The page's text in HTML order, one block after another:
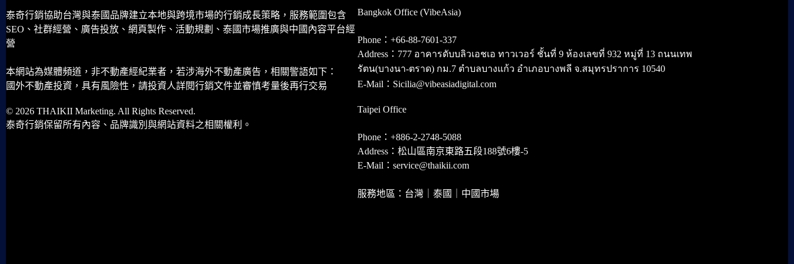
泰奇行銷協助台灣與泰國品牌建立本地與跨境市場的行銷成長策略，服務範圍包含
SEO、社群經營、廣告投放、網頁製作、活動規劃、泰國市場推廣與中國內容平台經
營
本網站為媒體頻道，非不動產經紀業者，若涉海外不動產廣告，相關警語如下：
國外不動產投資，具有風險性，請投資人詳閱行銷文件並審慎考量後再行交易
© 2026 THAIKII Marketing. All Rights Reserved.
泰奇行銷保留所有內容、品牌識別與網站資料之相關權利。
Bangkok Office (VibeAsia)
Phone：+66-88-7601-337
Address：777 อาคารดับบลิวเอชเอ ทาวเวอร์ ชั้นที่ 9 ห้องเลขที่ 932 หมู่ที่ 13 ถนนเทพ
รัตน(บางนา-ตราด) กม.7 ตำบลบางแก้ว อำเภอบางพลี จ.สมุทรปราการ 10540
E-Mail：Sicilia@vibeasiadigital.com
Taipei Office
Phone：+886-2-2748-5088
Address：松山區南京東路五段188號6樓-5
E-Mail：service@thaikii.com
服務地區：台灣｜泰國｜中國市場